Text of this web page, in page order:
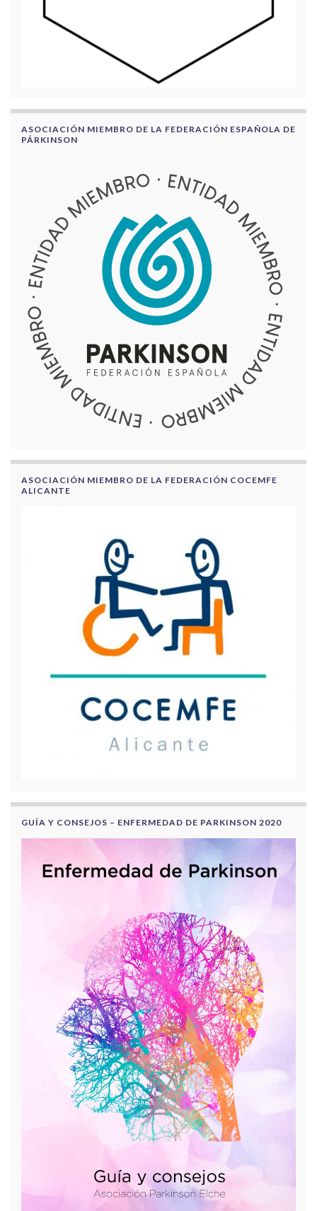
ASOCIACIÓN MIEMBRO DE LA FEDERACIÓN ESPAÑOLA DE
PÁRKINSON
ASOCIACIÓN MIEMBRO DE LA FEDERACIÓN COCEMFE
ALICANTE
GUÍA Y CONSEJOS – ENFERMEDAD DE PARKINSON 2020